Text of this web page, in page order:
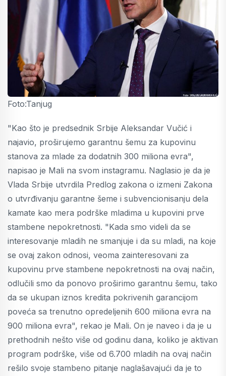
Foto:Tanjug
"Kao što je predsednik Srbije Aleksandar Vučić i
najavio, proširujemo garantnu šemu za kupovinu
stanova za mlade za dodatnih 300 miliona evra",
napisao je Mali na svom instagramu. Naglasio je da je
Vlada Srbije utvrdila Predlog zakona o izmeni Zakona
o utvrđivanju garantne šeme i subvencionisanju dela
kamate kao mera podrške mladima u kupovini prve
stambene nepokretnosti. "Kada smo videli da se
interesovanje mladih ne smanjuje i da su mladi, na koje
se ovaj zakon odnosi, veoma zainteresovani za
kupovinu prve stambene nepokretnosti na ovaj način,
odlučili smo da ponovo proširimo garantnu šemu, tako
da se ukupan iznos kredita pokrivenih garancijom
poveća sa trenutno opredeljenih 600 miliona evra na
900 miliona evra", rekao je Mali. On je naveo i da je u
prethodnih nešto više od godinu dana, koliko je aktivan
program podrške, više od 6.700 mladih na ovaj način
rešilo svoje stambeno pitanje naglašavajući da je to